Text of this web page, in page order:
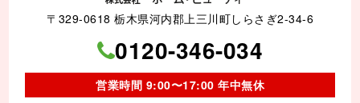
〒329-0618 栃木県河内郡上三川町しらさぎ2-34-6
0120-346-034
営業時間 9:00〜17:00 年中無休